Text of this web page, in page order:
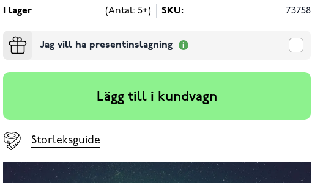
I lager (Antal: 5+) SKU: 73758
Jag vill ha presentinslagning
Lägg till i kundvagn
Storleksguide